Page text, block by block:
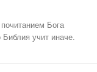
Бога
учит иначе.